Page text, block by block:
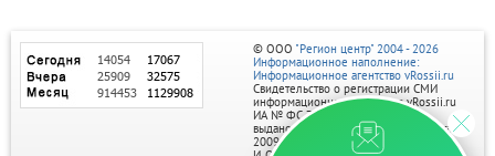
© ООО "Регион центр" 2004 - 2026
Информационное наполнение:
Информационное агентство vRossii.ru
Свидетельство о регистрации СМИ
информационного агентства vRossii.ru
ИА № ФС 77‑35502
выдано РОСКОМНАДЗОРом 04 марта
2009г.